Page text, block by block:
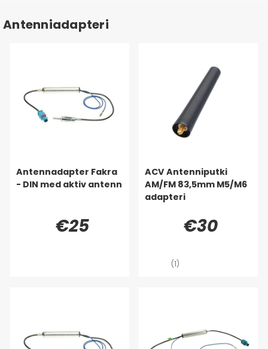
Antenniadapteri
Antennadapter Fakra
- DIN med aktiv antenn
€25
ACV Antenniputki
AM/FM 83,5mm M5/M6
adapteri
€30
(1)